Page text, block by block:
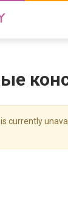
currently